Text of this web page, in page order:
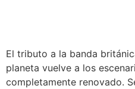
El tributo a la banda
planeta vuelve a los
completamente renovado.